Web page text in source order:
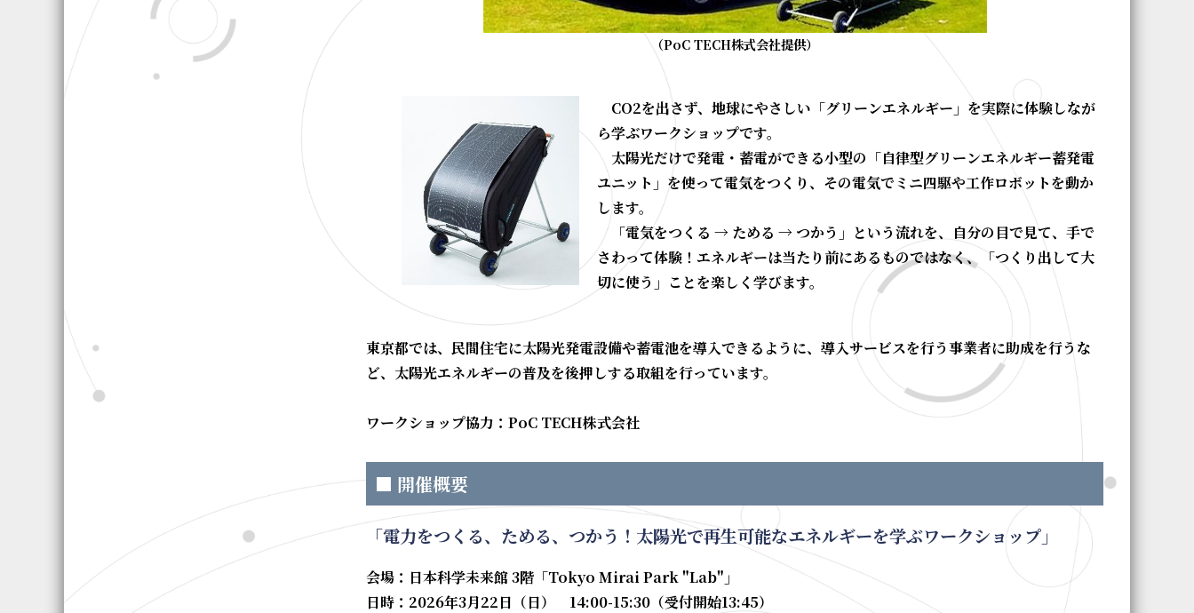
（PoC TECH株式会社提供）
CO2を出さず、地球にやさしい「グリーンエネルギー」を実際に体験しなが
ら学ぶワークショップです。
太陽光だけで発電・蓄電ができる小型の「自律型グリーンエネルギー蓄発電
ユニット」を使って電気をつくり、その電気でミニ四駆や工作ロボットを動か
します。
「電気をつくる → ためる → つかう」という流れを、自分の目で見て、手で
さわって体験！エネルギーは当たり前にあるものではなく、「つくり出して大
切に使う」ことを楽しく学びます。
東京都では、民間住宅に太陽光発電設備や蓄電池を導入できるように、導入サービスを行う事業者に助成を行うな
ど、太陽光エネルギーの普及を後押しする取組を行っています。
ワークショップ協力：PoC TECH株式会社
■ 開催概要
「電力をつくる、ためる、つかう！太陽光で再生可能なエネルギーを学ぶワークショップ」
会場：日本科学未来館 3階「Tokyo Mirai Park "Lab"」
日時：2026年3月22日（日） 14:00-15:30（受付開始13:45）